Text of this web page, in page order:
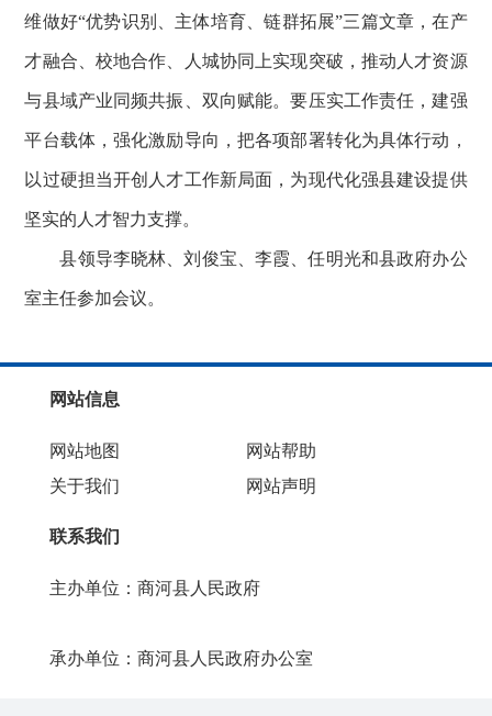
维做好“优势识别、主体培育、链群拓展”三篇文章，在产
才融合、校地合作、人城协同上实现突破，推动人才资源
与县域产业同频共振、双向赋能。要压实工作责任，建强
平台载体，强化激励导向，把各项部署转化为具体行动，
以过硬担当开创人才工作新局面，为现代化强县建设提供
坚实的人才智力支撑。
县领导李晓林、刘俊宝、李霞、任明光和县政府办公
室主任参加会议。
网站信息
网站地图
网站帮助
关于我们
网站声明
联系我们
主办单位：商河县人民政府
承办单位：商河县人民政府办公室